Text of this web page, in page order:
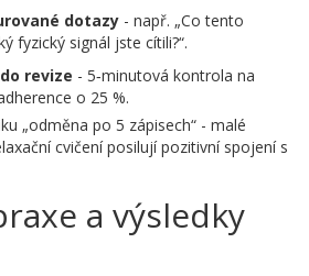
dotazy - např. „Co tento
fyzický signál jste cítili?“.
revize - 5‑minutová kontrola na
o 25 %.
„odměna po 5 zápisech“ - malé
cvičení posilují pozitivní spojení s
a výsledky